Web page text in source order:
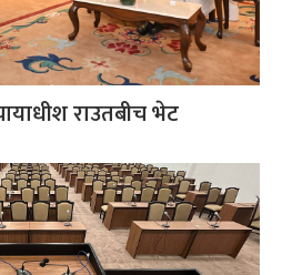
राउतबीच भेट